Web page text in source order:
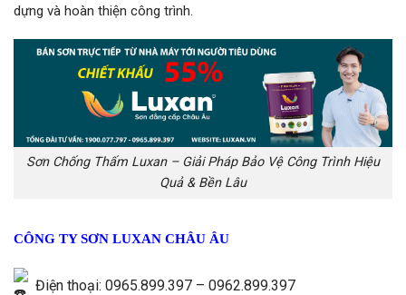
dựng và hoàn thiện công trình.
Sơn Chống Thấm Luxan – Giải Pháp Bảo Vệ Công Trình Hiệu
Quả & Bền Lâu
CÔNG TY SƠN LUXAN CHÂU ÂU
Điện thoại: 0965.899.397 – 0962.899.397